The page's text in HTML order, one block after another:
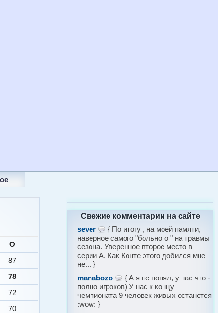
О
87
78
72
70
Свежие комментарии на сайте
sever
{ По итогу , на моей памяти,
наверное самого "больного " на травмы
сезона. Уверенное второе место в
серии А. Как Конте этого добился мне
не... }
manabozo
{ А я не понял, у нас что -
полно игроков) У нас к концу
чемпионата 9 человек живых останется
:wow: }